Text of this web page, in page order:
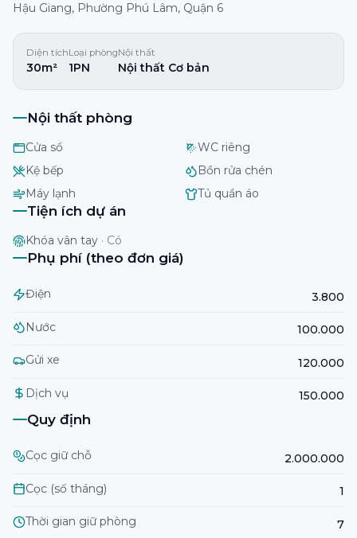
Hậu Giang, Phường Phú Lâm, Quận 6
Diện tích
30m²
Loại phòng
1PN
Nội thất
Nội thất Cơ bản
Nội thất phòng
Cửa sổ
WC riêng
Kệ bếp
Bồn rửa chén
Máy lạnh
Tủ quần áo
Tiện ích dự án
Khóa vân tay · Có
Phụ phí (theo đơn giá)
Điện 3.800
Nước 100.000
Gửi xe 120.000
Dịch vụ 150.000
Quy định
Cọc giữ chỗ 2.000.000
Cọc (số tháng) 1
Thời gian giữ phòng 7